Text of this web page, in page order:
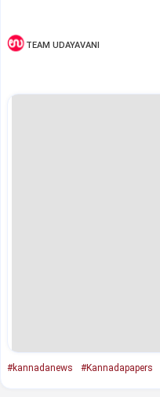
TEAM UDAYAVANI
#kannadanews #Kannadapapers